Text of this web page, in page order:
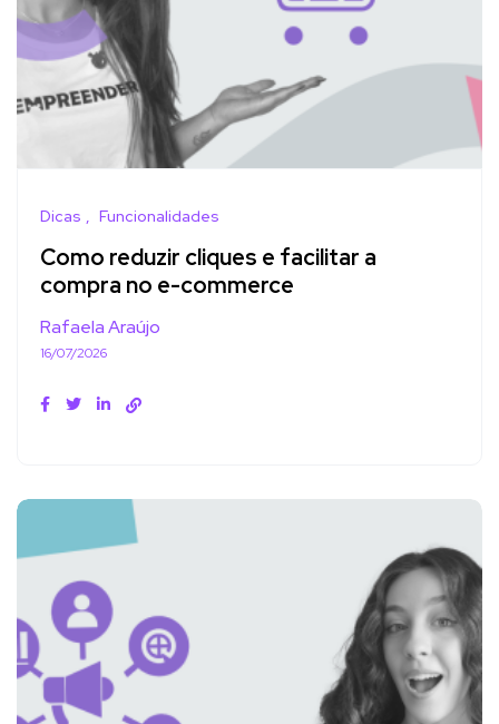
Dicas Funcionalidades
Como reduzir cliques e facilitar a
compra no e-commerce
Rafaela Araújo
16/07/2026